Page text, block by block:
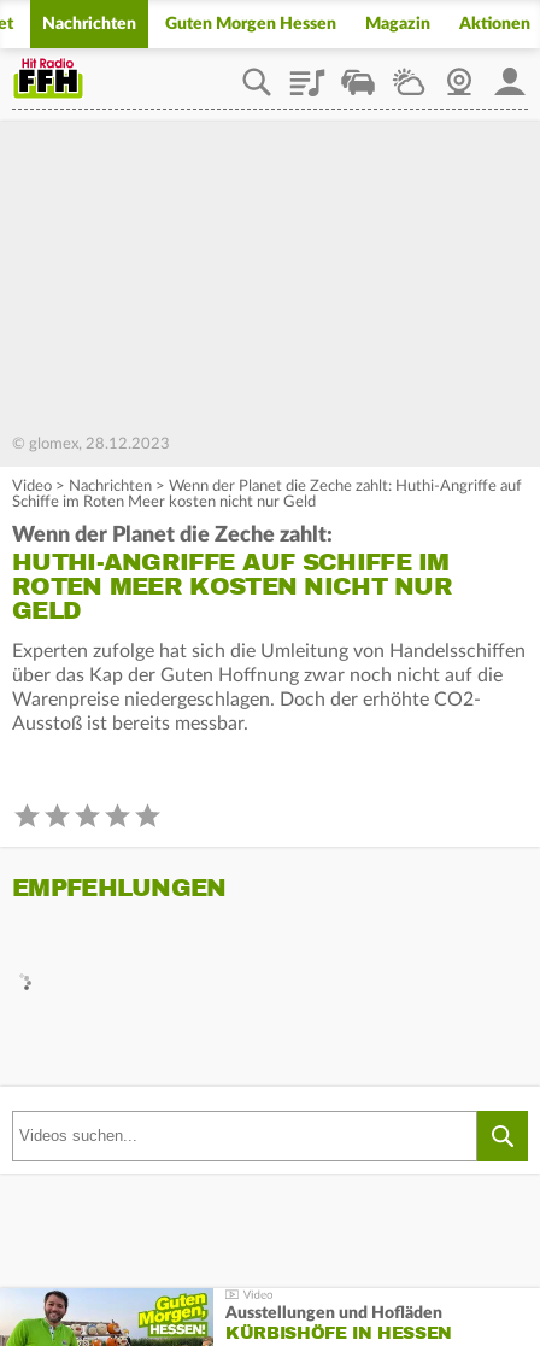
Nachrichten Guten Morgen Hessen Magazin Aktionen
PlaylistStaupilotWetterWebcam
© glomex, 28.12.2023
Video > Nachrichten > Wenn der Planet die Zeche zahlt: Huthi-Angriffe auf
Schiffe im Roten Meer kosten nicht nur Geld
Wenn der Planet die Zeche zahlt:
HUTHI-ANGRIFFE AUF SCHIFFE IM
ROTEN MEER KOSTEN NICHT NUR
GELD
Experten zufolge hat sich die Umleitung von Handelsschiffen
über das Kap der Guten Hoffnung zwar noch nicht auf die
Warenpreise niedergeschlagen. Doch der erhöhte CO2-
Ausstoß ist bereits messbar.
EMPFEHLUNGEN
Ausstellungen und Hofläden
KÜRBISHÖFE IN HESSEN